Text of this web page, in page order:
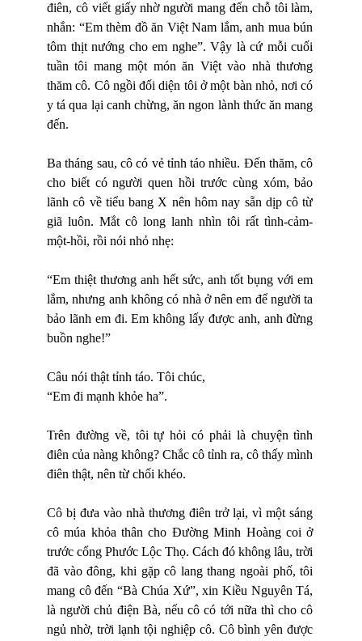
điên, cô viết giấy nhờ người mang đến chỗ tôi làm,
nhắn: “Em thèm đồ ăn Việt Nam lắm, anh mua bún
tôm thịt nướng cho em nghe”. Vậy là cứ mỗi cuối
tuần tôi mang một món ăn Việt vào nhà thương
thăm cô. Cô ngồi đối diện tôi ở một bàn nhỏ, nơi có
y tá qua lại canh chừng, ăn ngon lành thức ăn mang
đến.
Ba tháng sau, cô có vẻ tỉnh táo nhiều. Đến thăm, cô
cho biết có người quen hồi trước cùng xóm, bảo
lãnh cô về tiểu bang X nên hôm nay sẵn dịp cô từ
giã luôn. Mắt cô long lanh nhìn tôi rất tình-cảm-
một-hồi, rồi nói nhỏ nhẹ:
“Em thiệt thương anh hết sức, anh tốt bụng với em
lắm, nhưng anh không có nhà ở nên em để người ta
bảo lãnh em đi. Em không lấy được anh, anh đừng
buồn nghe!”
Câu nói thật tỉnh táo. Tôi chúc,
“Em đi mạnh khỏe ha”.
Trên đường về, tôi tự hỏi có phải là chuyện tình
điên của nàng không? Chắc cô tỉnh ra, cô thấy mình
điên thật, nên từ chối khéo.
Cô bị đưa vào nhà thương điên trở lại, vì một sáng
cô múa khỏa thân cho Đường Minh Hoàng coi ở
trước cổng Phước Lộc Thọ. Cách đó không lâu, trời
đã vào đông, khi gặp cô lang thang ngoài phố, tôi
mang cô đến “Bà Chúa Xứ”, xin Kiều Nguyên Tá,
là người chủ điện Bà, nếu cô có tới nữa thì cho cô
ngủ nhờ, trời lạnh tội nghiệp cô. Cô bình yên được